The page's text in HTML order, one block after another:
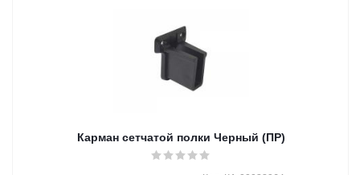
Карман сетчатой полки Черный (ПР)